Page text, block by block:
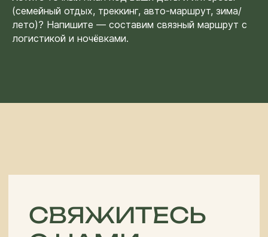
(семейный отдых, треккинг, авто-маршрут, зима/
лето)? Напишите — составим связный маршрут с
логистикой и ночёвками.
Навигация